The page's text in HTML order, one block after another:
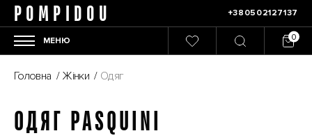
POMPIDOU +380502127137
МЕНЮ
Головна / Жінки / Одяг
ОДЯГ PASQUINI